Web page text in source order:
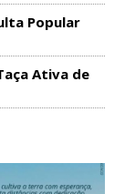
Popular
Ativa de